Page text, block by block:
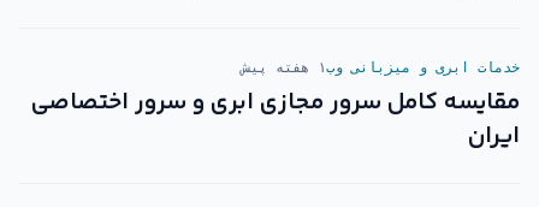
خدمات ابری و میزبانی وب۱ هفته پیش
مقایسه کامل سرور مجازی ابری و سرور اختصاصی
ایران